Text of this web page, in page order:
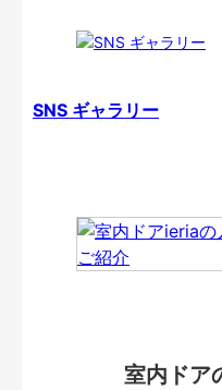
SNS ギャラリー
室内ドア